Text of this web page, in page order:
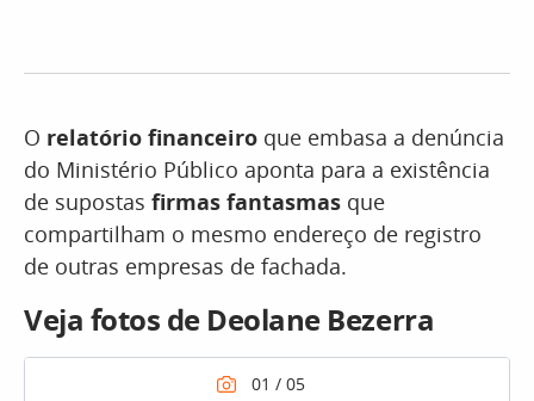
O relatório financeiro que embasa a denúncia
do Ministério Público aponta para a existência
de supostas firmas fantasmas que
compartilham o mesmo endereço de registro
de outras empresas de fachada.
Veja fotos de Deolane Bezerra